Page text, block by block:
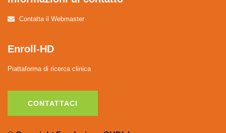
Contatta il Webmaster
Enroll-HD
Piattaforma di ricerca clinica
CONTATTACI